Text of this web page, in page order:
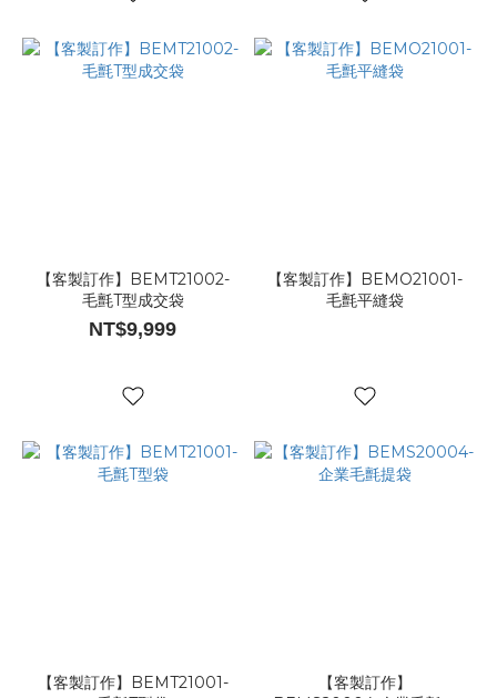
【客製訂作】BEMT21002-
毛氈T型成交袋
NT$9,999
【客製訂作】BEMO21001-
毛氈平縫袋
【客製訂作】BEMT21001-
【客製訂作】